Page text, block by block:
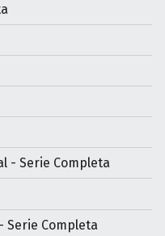
- Serie Completa
Serie Completa